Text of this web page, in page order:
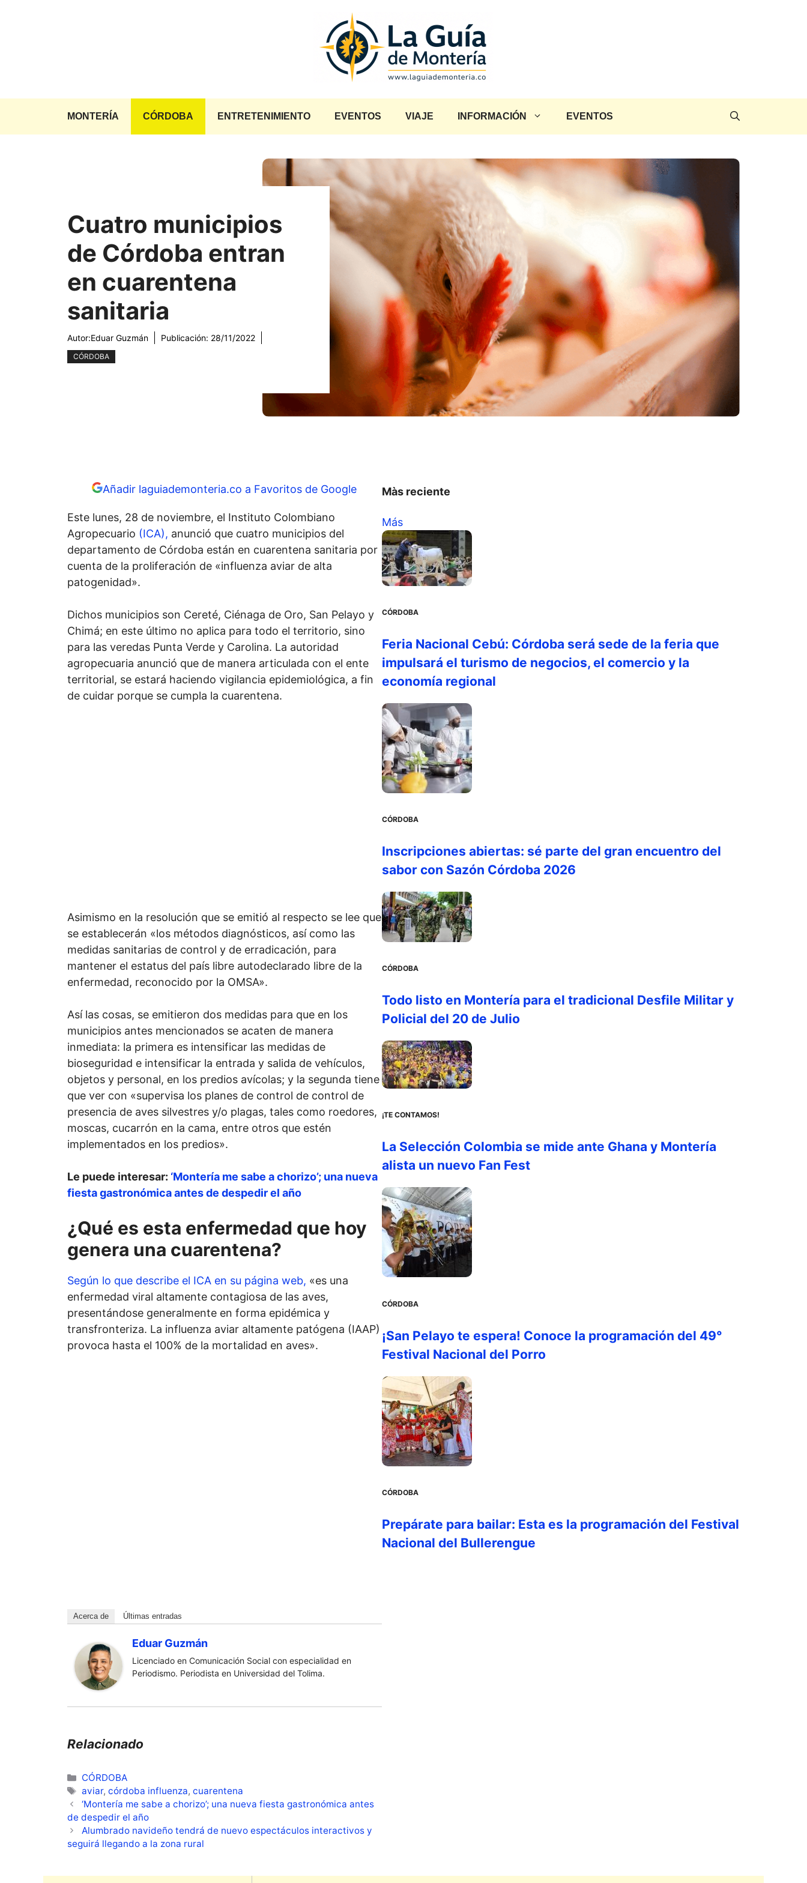
MONTERÍA CÓRDOBA ENTRETENIMIENTO EVENTOS VIAJE INFORMACIÓN EVENTOS
Cuatro municipios
de Córdoba entran
en cuarentena
sanitaria
Autor:Eduar Guzmán Publicación: 28/11/2022
CÓRDOBA
Añadir laguiademonteria.co a Favoritos de Google
Este lunes, 28 de noviembre, el Instituto Colombiano
Agropecuario (ICA), anunció que cuatro municipios del
departamento de Córdoba están en cuarentena sanitaria por
cuenta de la proliferación de «influenza aviar de alta
patogenidad».
Dichos municipios son Cereté, Ciénaga de Oro, San Pelayo y
Chimá; en este último no aplica para todo el territorio, sino
para las veredas Punta Verde y Carolina. La autoridad
agropecuaria anunció que de manera articulada con el ente
territorial, se estará haciendo vigilancia epidemiológica, a fin
de cuidar porque se cumpla la cuarentena.
Asimismo en la resolución que se emitió al respecto se lee que
se establecerán «los métodos diagnósticos, así como las
medidas sanitarias de control y de erradicación, para
mantener el estatus del país libre autodeclarado libre de la
enfermedad, reconocido por la OMSA».
Así las cosas, se emitieron dos medidas para que en los
municipios antes mencionados se acaten de manera
inmediata: la primera es intensificar las medidas de
bioseguridad e intensificar la entrada y salida de vehículos,
objetos y personal, en los predios avícolas; y la segunda tiene
que ver con «supervisa los planes de control de control de
presencia de aves silvestres y/o plagas, tales como roedores,
moscas, cucarrón en la cama, entre otros que estén
implementados en los predios».
Le puede interesar: ‘Montería me sabe a chorizo’; una nueva
fiesta gastronómica antes de despedir el año
¿Qué es esta enfermedad que hoy
genera una cuarentena?
Según lo que describe el ICA en su página web, «es una
enfermedad viral altamente contagiosa de las aves,
presentándose generalmente en forma epidémica y
transfronteriza. La influenza aviar altamente patógena (IAAP)
provoca hasta el 100% de la mortalidad en aves».
Acerca de Últimas entradas
Eduar Guzmán
Licenciado en Comunicación Social con especialidad en
Periodismo. Periodista en Universidad del Tolima.
Relacionado
Categorías
CÓRDOBA
Etiquetas
aviar,córdoba influenza,cuarentena
‘Montería me sabe a chorizo’; una nueva fiesta gastronómica antes
de despedir el año
Alumbrado navideño tendrá de nuevo espectáculos interactivos y
seguirá llegando a la zona rural
Màs reciente
Más
CÓRDOBA
Feria Nacional Cebú: Córdoba será sede de la feria que
impulsará el turismo de negocios, el comercio y la
economía regional
CÓRDOBA
Inscripciones abiertas: sé parte del gran encuentro del
sabor con Sazón Córdoba 2026
CÓRDOBA
Todo listo en Montería para el tradicional Desfile Militar y
Policial del 20 de Julio
¡TE CONTAMOS!
La Selección Colombia se mide ante Ghana y Montería
alista un nuevo Fan Fest
CÓRDOBA
¡San Pelayo te espera! Conoce la programación del 49°
Festival Nacional del Porro
CÓRDOBA
Prepárate para bailar: Esta es la programación del Festival
Nacional del Bullerengue